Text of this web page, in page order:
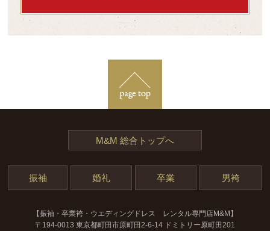
M&M 総合トップへ
振袖 婚礼 卒業 男袴
【振袖・卒業袴・ウエディングドレス レンタル専門店M&M】
〒194-0013 東京都町田市原町田2-6-14 ドミトリー原町田201